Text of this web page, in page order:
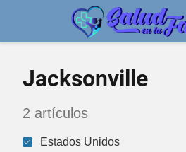
Jacksonville
2 artículos
Estados Unidos